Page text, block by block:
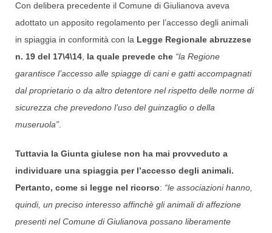
Con delibera precedente il Comune di Giulianova aveva
adottato un apposito regolamento per l’accesso degli animali
in spiaggia in conformità con la Legge Regionale abruzzese
n. 19 del 17\4\14 la quale prevede che “la Regione
garantisce l’accesso alle spiagge di cani e gatti accompagnati
dal proprietario o da altro detentore nel rispetto delle norme di
sicurezza che prevedono l’uso del guinzaglio o della
museruola”
Tuttavia la Giunta giulese non ha mai provveduto a
individuare una spiaggia per l’accesso degli animali.
Pertanto, come si legge nel ricorso: “le associazioni hanno,
quindi, un preciso interesso affinchè gli animali di affezione
presenti nel Comune di Giulianova possano liberamente